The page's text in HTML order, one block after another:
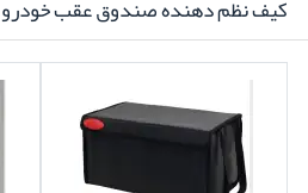
کیف نظم دهنده صندوق عقب خودرو